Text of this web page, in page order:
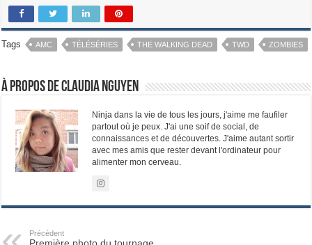
Tags AMC TÉLÉSÉRIES THE WALKING DEAD TWD ZOMBIES
À propos de Claudia Nguyen
Ninja dans la vie de tous les jours, j'aime me faufiler
partout où je peux. J'ai une soif de social, de
connaissances et de découvertes. J'aime autant sortir
avec mes amis que rester devant l'ordinateur pour
alimenter mon cerveau.
Précédent